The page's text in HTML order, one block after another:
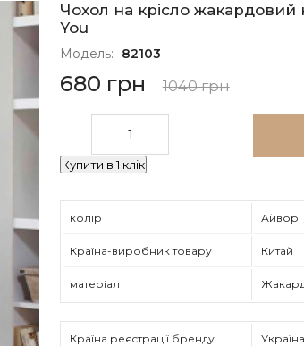
Чохол на крісло
You
Модель: 82103
680 грн 1040 грн
Купити в 1 клік
колір
Країна-виробник товару Китай
матеріал Жакард
Країна реєстрації бренду Україна